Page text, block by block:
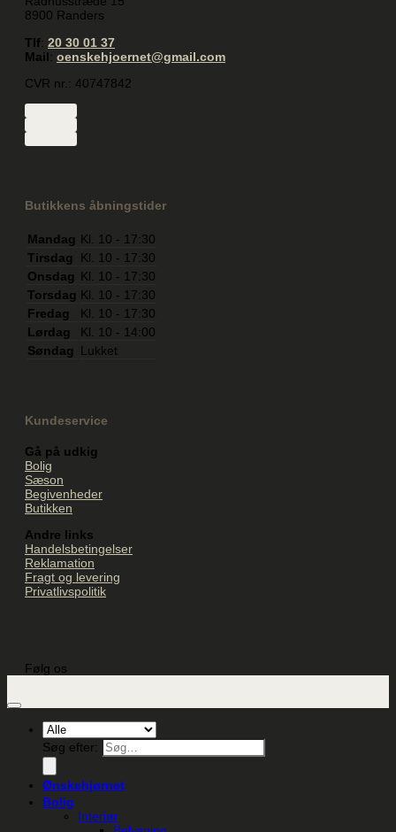
8900 Randers
Tlf: 20 30 01 37
Mail: oenskehjoernet@gmail.com
CVR nr.: 40747842
Butikkens åbningstider
Mandag Kl. 10 - 17:30
Tirsdag
Kl. 10 - 17:30
Onsdag Kl. 10 - 17:30
Torsdag Kl. 10 - 17:30
Fredag
Kl. 10 - 17:30
Lørdag
Kl. 10 - 14:00
Søndag
Lukket
Kundeservice
Gå på udkig
Bolig
Sæson
Begivenheder
Butikken
Andre links
Handelsbetingelser
Reklamation
Fragt og levering
Privatlivspolitik
Følg os
Søg efter:
Ønskehjørnet
Bolig
Interiør